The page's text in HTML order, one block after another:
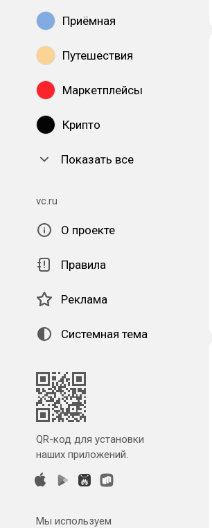
Приёмная
Путешествия
Маркетплейсы
Крипто
Показать все
vc.ru
О проекте
Правила
Реклама
Системная тема
QR-код для установки
наших приложений.
Мы используем